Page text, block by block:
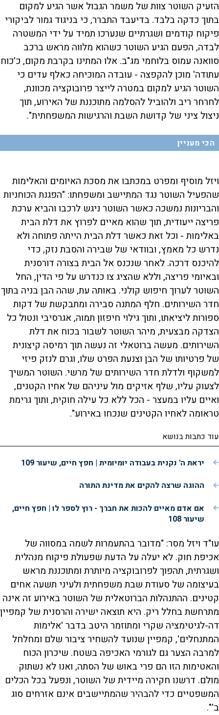
הזעיק השוטר צוות של משמר הגבול אשר הגיע למקום
בתוך כדקה בלבד. בדיעבד התברר, כי בניגוד גמור לביקורי
פיקוח קודמים ושגרתיים שנערכו תמיד על ידי המשטרה
לבדה, הפעם הגיע השוטר כשהוא מלווה מראש ברכב
סוואנה עמוס בלוחמי מג"ב. אלו המתינו בקרבת מקום, כ'כוח
עתודה' מוכן להקפצה - עובדה המוכיחה כאלף עדים כי
השוטר הגיע למקום במטרה לייצר פרובוקציה מכוונת,
לחרחר ריב ולהוביל להסלמה מתוכננת של האירוע, תוך
ניצול ציני של קדושת השבת והרגישות המשפחתית".
הכי מעניין
ויזל מוסיף ומפרט במכתבו את מסכת האיומים והאלימות
שהפעיל השוטר נגד המתיישב ומשפחתו: "הפגנת הכוחניות
והבריונות נמשכה כאשר השוטר ניגש לרכבו והביא ערכת
פריצה ייעודית, תוך שהוא מאיים לפרוץ את דלת הבית
באלימות - וכל זאת כאשר דלת הבית הייתה פתוחה ולא
נדרש כל מאמץ, ובוודאי של שבירה והסבת נזק, כדי
להיכנס דרכה. לאחר שנכנס אל הבית בצורה דורסנית
ובאיומי פריצה, וללא שהציג צו כנדרש על פי הדין, החל
השוטר לערוך חיפוש קולני. באותה עת, שהה הבן בניה בתוך
חדר השירותים. חלף המתנה סבירה ומתבקשת של דקות
ספורות ליציאתו, ותוך גילוי חיפזון תמוה, אגרסיבי ונטול כל
הצדקה מבצעית, מיהר השוטר לשבור בכוח את דלת
השירותים. מעשה ברוטאלי זה נעשה תוך רמיסה קיצונית
של פרטיותו של הבן וצנעת הפרט שלו, וגרם לנזק פיזי
למשקוף ולדלת חדר השירותים של מרשי. השוטר המשיך
לצעוק עליו, שלף אזיקים מול עיניהם של אחיו הקטנים,
ואיים עליו במעצר - הכל ללא כל עילה חוקית, ותוך גרימת
טראומה לאחיו הקטינים שנכחו באירוע".
עוד כתבות בנושא
יראת ה' נקנית בעבודה יומיומית | חפץ חיים, שיעור 109
ההוגה שרצה להקים את מדינת התורה
אם אדם מאיים להכות את חברך - רוץ לספר לו | חפץ חיים,
שיעור 108
עו"ד ויזל מסר: "מדובר בהתעמרות לשמה במסווה של
אכיפת חוק. לא יעלה על הדעת שפעולת פיקוח מנהלית
ושגרתית, תהפוך לפרובוקציה מיותרת ומתוכננת מראש
בעיצומה של סעודת שבת משפחתית ולעיני תשעה אחים
קטינים. ההתנהלות הברוטאלית של השוטר באירוע זה אינה
מתרחשת בחלל ריק. היא תוצאה ישירה והרסנית של קמפיין
דה-לגיטימציה שקרי ומתוזמר היטב בדבר 'אלימות
המתנחלים', קמפיין שנועד להשחיר ציבור שלם ומחלחל
למרבה הצער גם לגורמי האכיפה בשטח. שיכרון הכוח
והאטימות הזו הם פרי באוש של הסתה, ואנו לא נשתוק
מולם. דרשנו חקירה מיידית של השוטר, ונפעל בכל הכלים
המשפטיים כדי להבהיר שהמתיישבים אינם אזרחים סוג
ב'".